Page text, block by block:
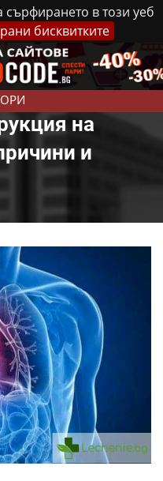
сърфирането в този уеб
бисквитките
Реклама Контакти
на
и